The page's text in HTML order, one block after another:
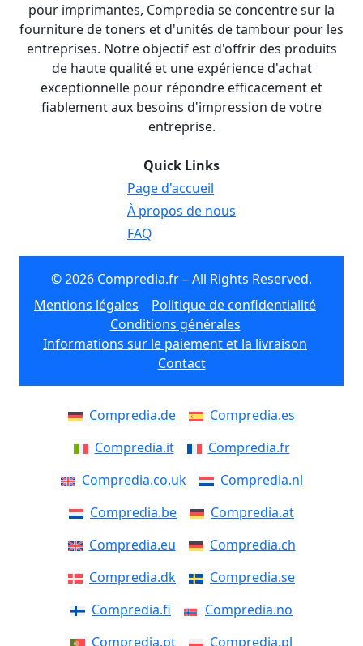
pour imprimantes, Compredia se concentre sur la
fourniture de toners et d'unités de tambour pour les
entreprises. Notre objectif est d'offrir des produits
de haute qualité et une expérience d'achat
exceptionnelle pour répondre efficacement et
fiablement aux besoins d'impression de votre
entreprise.
Quick Links
Page d'accueil
À propos de nous
FAQ
© 2026 Compredia.fr – All Rights Reserved.
Mentions légales
Politique de confidentialité
Conditions générales
Informations sur le paiement et la livraison
Contact
Compredia.de
Compredia.es
Compredia.it
Compredia.fr
Compredia.co.uk
Compredia.nl
Compredia.be
Compredia.at
Compredia.eu
Compredia.ch
Compredia.dk
Compredia.se
Compredia.fi
Compredia.no
Compredia.pt
Compredia.pl